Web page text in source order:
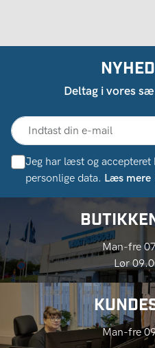
Deltag i vores
Jeg har læst og accepteret
personlige data. Læs mere
Man-fre
Lør
Man-fre